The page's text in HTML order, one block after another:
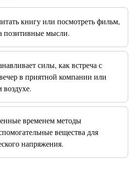
книгу или посмотреть фильм,
позитивные мысли.
силы, как встреча с
в приятной компании или
временем методы
вещества для
напряжения.